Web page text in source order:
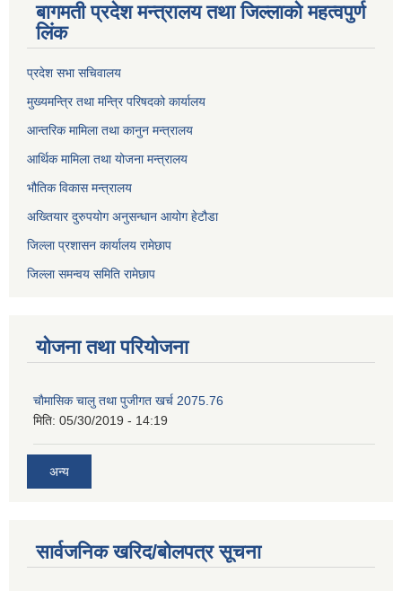
बागमती प्रदेश मन्त्रालय तथा जिल्लाको महत्वपुर्ण
लिंक
प्रदेश सभा सचिवालय
मुख्यमन्त्रि तथा मन्त्रि परिषदको कार्यालय
आन्तरिक मामिला तथा कानुन मन्त्रालय
आर्थिक मामिला तथा योजना मन्त्रालय
भौतिक विकास मन्त्रालय
अख्तियार दुरुपयोग अनुसन्धान आयोग हेटौडा
जिल्ला प्रशासन कार्यालय रामेछाप
जिल्ला समन्वय समिति रामेछाप
योजना तथा परियोजना
चाैमासिक चालु तथा पुजीगत खर्च 2075.76
मिति: 05/30/2019 - 14:19
अन्य
सार्वजनिक खरिद/बोलपत्र सूचना